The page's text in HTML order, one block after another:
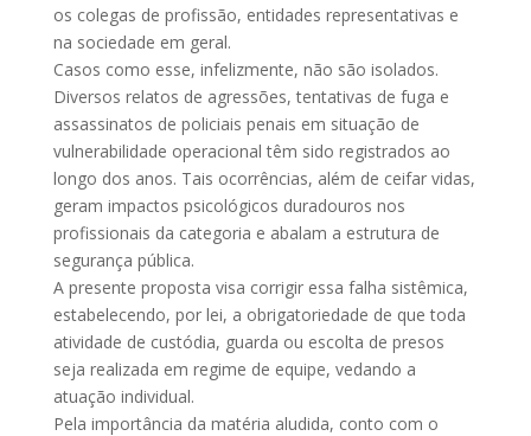
os colegas de profissão, entidades representativas e
na sociedade em geral.
Casos como esse, infelizmente, não são isolados.
Diversos relatos de agressões, tentativas de fuga e
assassinatos de policiais penais em situação de
vulnerabilidade operacional têm sido registrados ao
longo dos anos. Tais ocorrências, além de ceifar vidas,
geram impactos psicológicos duradouros nos
profissionais da categoria e abalam a estrutura de
segurança pública.
A presente proposta visa corrigir essa falha sistêmica,
estabelecendo, por lei, a obrigatoriedade de que toda
atividade de custódia, guarda ou escolta de presos
seja realizada em regime de equipe, vedando a
atuação individual.
Pela importância da matéria aludida, conto com o